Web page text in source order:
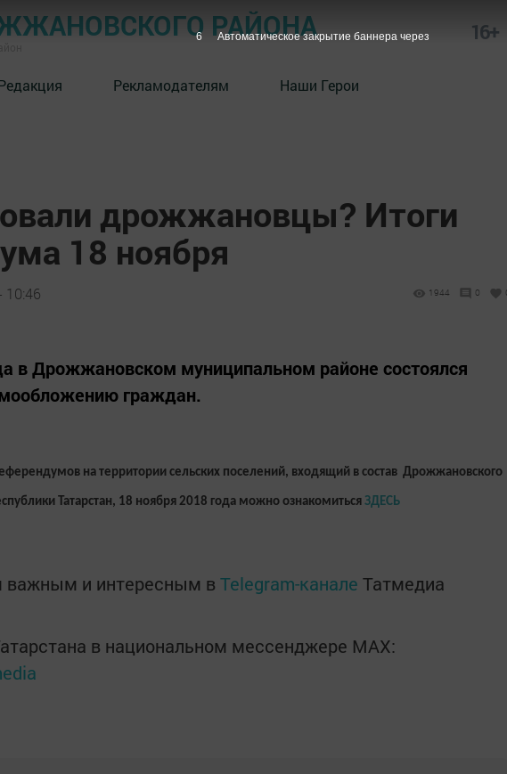
РАЙОНА 16+
Рекламодателям Наши Герои
дрожжановцы? Итоги
18 ноября
10:46 1944 0
в Дрожжановском муниципальном районе состоялся
граждан.
на территории сельских поселений, входящий в состав Дрожжановского
Татарстан, 18 ноября 2018 года можно ознакомиться ЗДЕСЬ
важным и интересным в Telegram-канале Татмедиа
в национальном мессенджере MАХ:
5 Автоматическое закрытие баннера через